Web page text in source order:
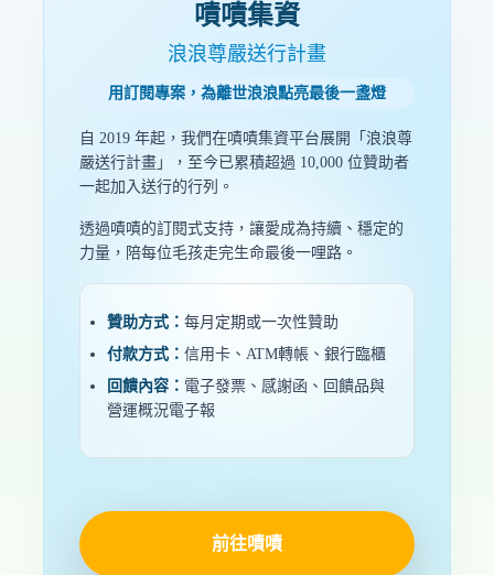
嘖嘖集資
浪浪尊嚴送行計畫
用訂閱專案，為離世浪浪點亮最後一盞燈
自 2019 年起，我們在嘖嘖集資平台展開「浪浪尊
嚴送行計畫」，至今已累積超過 10,000 位贊助者
一起加入送行的行列。
透過嘖嘖的訂閱式支持，讓愛成為持續、穩定的
力量，陪每位毛孩走完生命最後一哩路。
贊助方式： 每月定期或一次性贊助
付款方式： 信用卡、ATM轉帳、銀行臨櫃
回饋內容： 電子發票、感謝函、回饋品與
營運概況電子報
前往嘖嘖